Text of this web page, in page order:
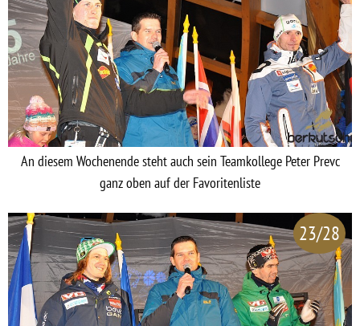
An diesem Wochenende steht auch sein Teamkollege Peter Prevc
ganz oben auf der Favoritenliste
23/28